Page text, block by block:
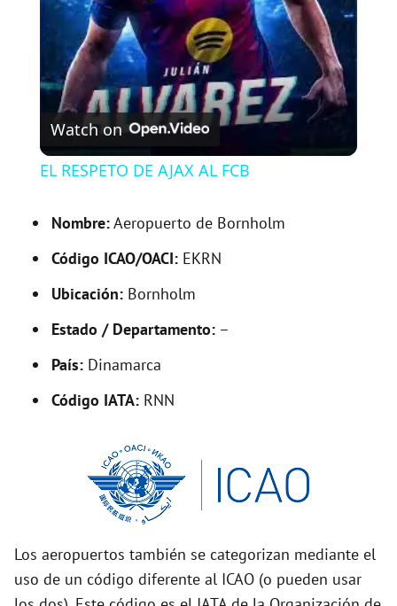
a
y
V
i
d
e
o
Watch on
EL RESPETO DE AJAX AL FCB
Nombre:Aeropuerto de Bornholm
Código ICAO/OACI: EKRN
Ubicación: Bornholm
Estado / Departamento: –
País: Dinamarca
Código IATA: RNN
Los aeropuertos también se categorizan mediante el
uso de un código diferente al ICAO (o pueden usar